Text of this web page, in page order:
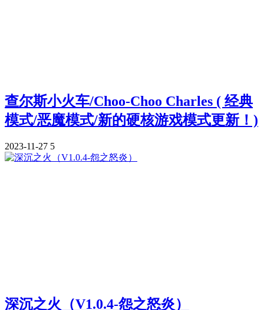
查尔斯小火车/Choo-Choo Charles ( 经典
模式/恶魔模式/新的硬核游戏模式更新！)
2023-11-27 5
深沉之火（V1.0.4-怨之怒炎）